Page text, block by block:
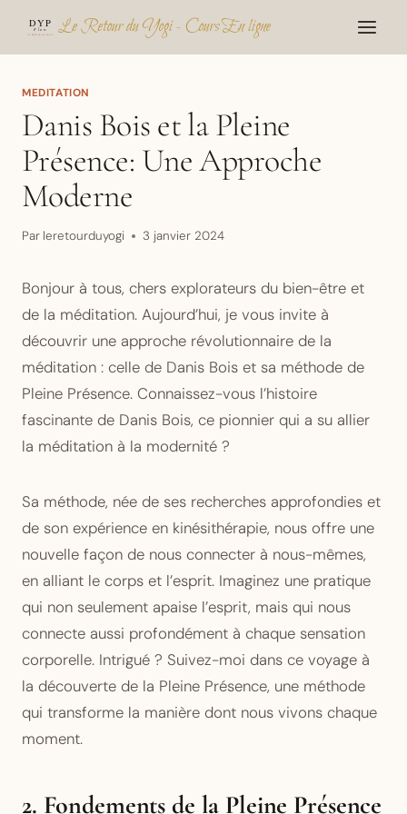
Le Retour du Yogi - Cours En ligne
MEDITATION
Danis Bois et la Pleine
Présence: Une Approche
Moderne
Par leretourduyogi 3 janvier 2024
Bonjour à tous, chers explorateurs du bien-être et
de la méditation. Aujourd’hui, je vous invite à
découvrir une approche révolutionnaire de la
méditation : celle de Danis Bois et sa méthode de
Pleine Présence. Connaissez-vous l’histoire
fascinante de Danis Bois, ce pionnier qui a su allier
la méditation à la modernité ?
Sa méthode, née de ses recherches approfondies et
de son expérience en kinésithérapie, nous offre une
nouvelle façon de nous connecter à nous-mêmes,
en alliant le corps et l’esprit. Imaginez une pratique
qui non seulement apaise l’esprit, mais qui nous
connecte aussi profondément à chaque sensation
corporelle. Intrigué ? Suivez-moi dans ce voyage à
la découverte de la Pleine Présence, une méthode
qui transforme la manière dont nous vivons chaque
moment.
2. Fondements de la Pleine Présence